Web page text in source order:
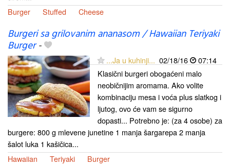
Burger
Stuffed Cheese
Burgeri sa grilovanim ananasom / Hawaiian Teriyaki
Burger-
...Ja u kuhinji... 02/18/16
07:14
Klasični burgeri obogaćeni malo
neobičnijim aromama. Ako volite
kombinaciju mesa i voća plus slatkog i
ljutog, ovo će vam se sigurno
dopasti... Potrebno je: (za 4 osobe) za
burgere: 800 g mlevene junetine 1 manja šargarepa 2 manja
šalot luka 1 kašičica...
Hawaiian
Teriyaki Burger